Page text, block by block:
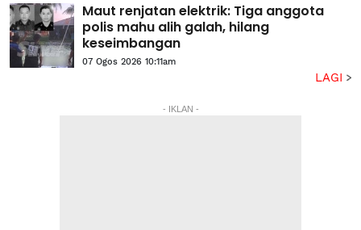
Maut renjatan elektrik: Tiga anggota
polis mahu alih galah, hilang
keseimbangan
07 Ogos 2026 10:11am
LAGI
- IKLAN -